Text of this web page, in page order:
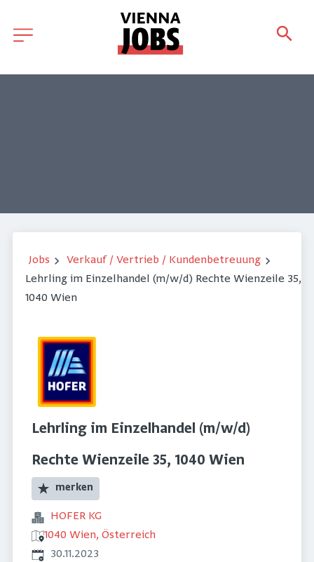
Jobs
Verkauf / Vertrieb / Kundenbetreuung
Lehrling im Einzelhandel (m/w/d) Rechte Wienzeile 35,
1040 Wien
Lehrling im Einzelhandel (m/w/d)
Rechte Wienzeile 35, 1040 Wien
merken
HOFER KG
1040 Wien, Österreich
Veröffentlicht
30.11.2023